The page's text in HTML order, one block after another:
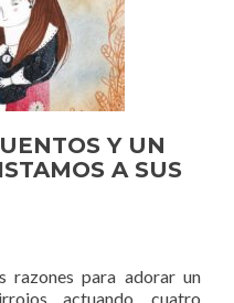
Y UN
A SUS
razones para adorar un
actuando, cuatro